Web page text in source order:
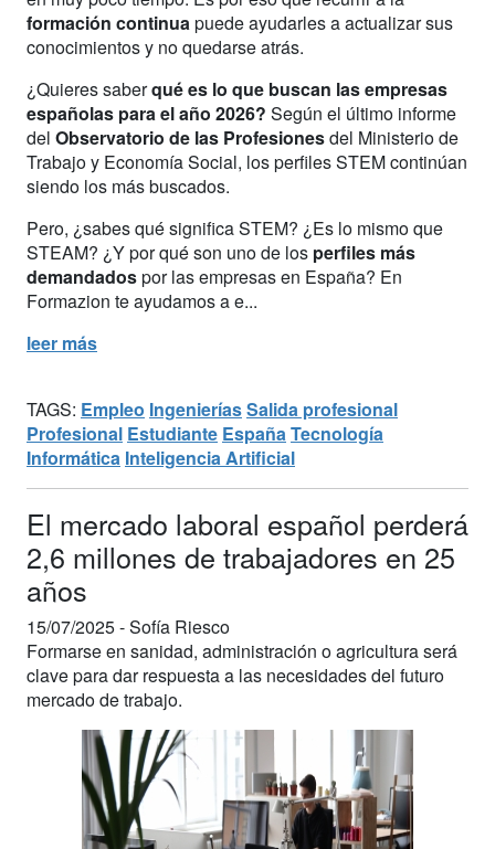
formación continua puede ayudarles a actualizar sus
conocimientos y no quedarse atrás.
¿Quieres saberqué es lo que buscan las empresas
españolas para el año 2026? Según el último informe
del Observatorio de las Profesionesdel Ministerio de
Trabajo y Economía Social, los perfiles STEM continúan
siendo los más buscados.
Pero, ¿sabes qué significa STEM? ¿Es lo mismo que
STEAM? ¿Y por qué son uno de los perfiles más
demandadospor las empresas en España? En
Formazion te ayudamos a e...
leer más
TAGS: Empleo IngenieríasSalida profesional
Profesional Estudiante España Tecnología
Informática Inteligencia Artificial
El mercado laboral español perderá
2,6 millones de trabajadores en 25
años
15/07/2025 -Sofía Riesco
Formarse en sanidad, administración o agricultura será
clave para dar respuesta a las necesidades del futuro
mercado de trabajo.